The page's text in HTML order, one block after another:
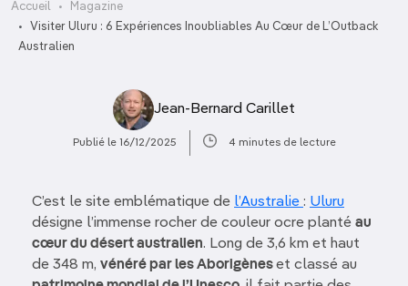
Accueil
Magazine
Visiter Uluru : 6 Expériences Inoubliables Au Cœur de L’Outback
Australien
Jean-Bernard Carillet
Publié le 16/12/2025 4 minutes de lecture
C’est le site emblématique de l’Australie : Uluru
désigne l’immense rocher de couleur ocre planté au
cœur du désert australien. Long de 3,6 km et haut
de 348 m, vénéré par les Aborigèneset classé au